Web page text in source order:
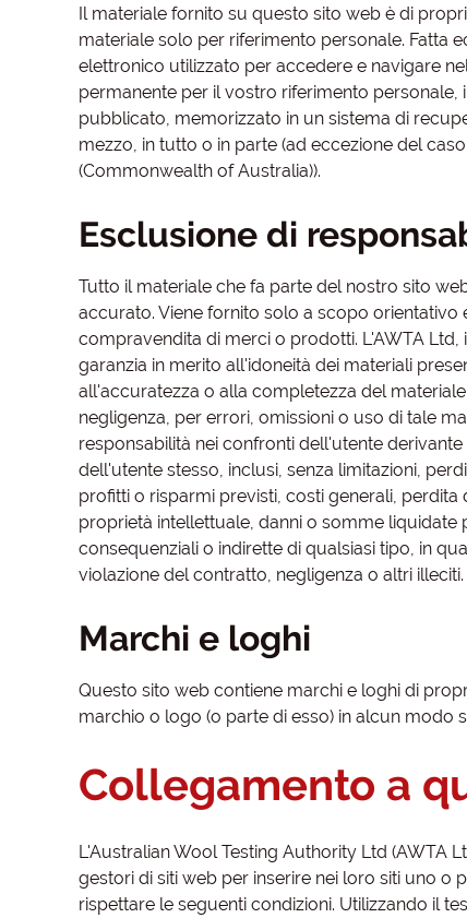
Il materiale fornito su questo sito web è di
materiale solo per riferimento personale. Fatta
elettronico utilizzato per accedere e navigare
permanente per il vostro riferimento
pubblicato, memorizzato in un sistema di
mezzo, in tutto o in parte (ad eccezione del
(Commonwealth of Australia)).
Esclusione di
Tutto il materiale che fa parte del nostro sito
accurato. Viene fornito solo a scopo
compravendita di merci o prodotti. L'AWTA
garanzia in merito all'idoneità dei materiali
all'accuratezza o alla completezza del
negligenza, per errori, omissioni o uso di tale
responsabilità nei confronti dell'utente
dell'utente stesso, inclusi, senza limitazioni,
profitti o risparmi previsti, costi generali,
proprietà intellettuale, danni o somme
consequenziali o indirette di qualsiasi tipo, in
violazione del contratto, negligenza o altri illeciti.
Marchi e loghi
Questo sito web contiene marchi e loghi di
marchio o logo (o parte di esso) in alcun modo
Collegamento a
L'Australian Wool Testing Authority Ltd (AWTA
gestori di siti web per inserire nei loro siti uno o
rispettare le seguenti condizioni. Utilizzando il